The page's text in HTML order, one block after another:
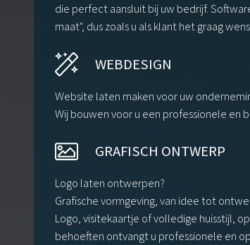
die perfect aansluit bij uw bedrijf.
maat", dus zoals u als klant het graag
WEBDESIGN
Website laten maken voor uw
Wij bouwen voor u een professionele en
GRAFISCH ONTWERP
Logo laten ontwerpen?
Grafische vormgeving, van idee tot
Logo, visitekaartje of volledige huisstijl,
behoeften ontvangt u professionele en